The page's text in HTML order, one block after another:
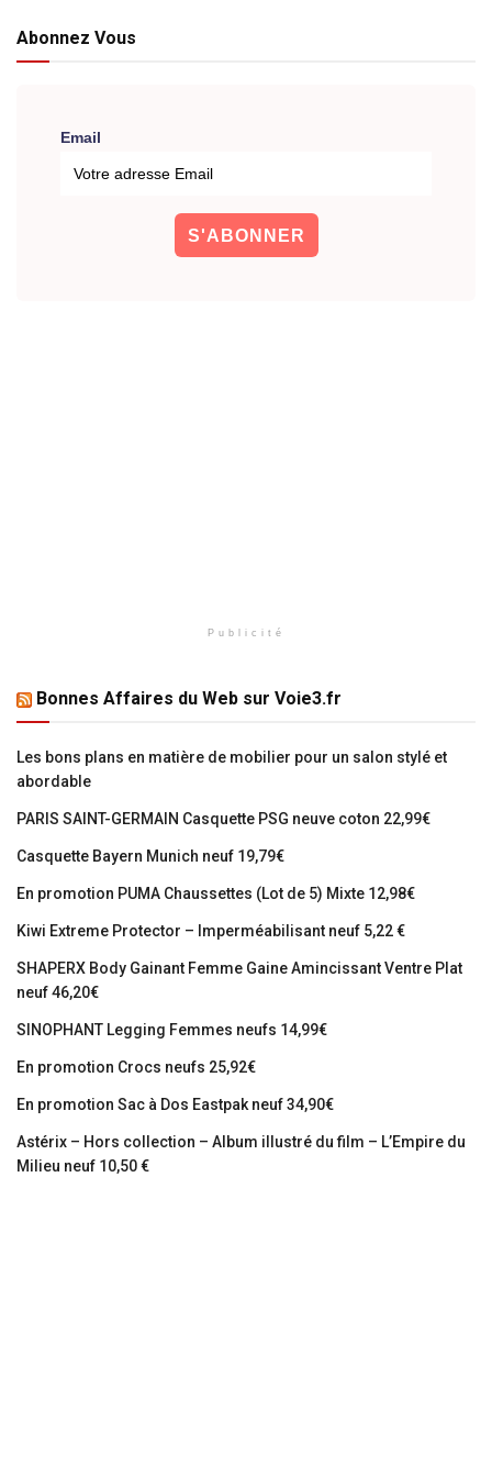
Abonnez Vous
Email
Publicité
Bonnes Affaires du Web sur Voie3.fr
Les bons plans en matière de mobilier pour un salon stylé et
abordable
PARIS SAINT-GERMAIN Casquette PSG neuve coton 22,99€
Casquette Bayern Munich neuf 19,79€
En promotion PUMA Chaussettes (Lot de 5) Mixte 12,98€
Kiwi Extreme Protector – Imperméabilisant neuf 5,22 €
SHAPERX Body Gainant Femme Gaine Amincissant Ventre Plat
neuf 46,20€
SINOPHANT Legging Femmes neufs 14,99€
En promotion Crocs neufs 25,92€
En promotion Sac à Dos Eastpak neuf 34,90€
Astérix – Hors collection – Album illustré du film – L’Empire du
Milieu neuf 10,50 €